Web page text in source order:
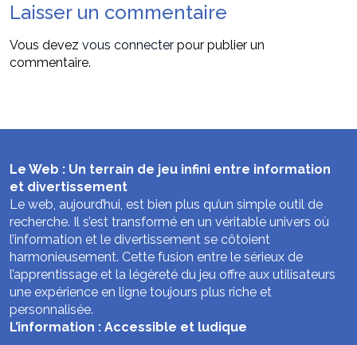
Laisser un commentaire
Vous devez vous connecter pour publier un
commentaire.
Le Web : Un terrain de jeu infini entre information
et divertissement
Le web, aujourd’hui, est bien plus qu’un simple outil de
recherche. Il s’est transformé en un véritable univers où
l’information et le divertissement se côtoient
harmonieusement. Cette fusion entre le sérieux de
l’apprentissage et la légèreté du jeu offre aux utilisateurs
une expérience en ligne toujours plus riche et
personnalisée.
L’information : Accessible et ludique